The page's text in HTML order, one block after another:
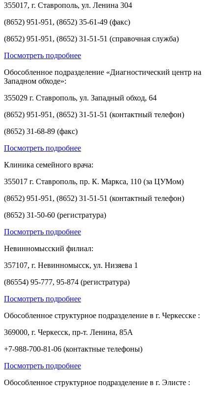
355017, г. Ставрополь, ул. Ленина 304
(8652) 951-951, (8652) 35-61-49 (факс)
(8652) 951-951, (8652) 31-51-51 (справочная служба)
Посмотреть подробнее
Обособленное подразделение «Диагностический центр на
Западном обходе»:
355029 г. Ставрополь, ул. Западный обход, 64
(8652) 951-951, (8652) 31-51-51 (контактный телефон)
(8652) 31-68-89 (факс)
Посмотреть подробнее
Клиника семейного врача:
355017 г. Ставрополь, пр. К. Маркса, 110 (за ЦУМом)
(8652) 951-951, (8652) 31-51-51 (контактный телефон)
(8652) 31-50-60 (регистратура)
Посмотреть подробнее
Невинномысский филиал:
357107, г. Невинномысск, ул. Низяева 1
(86554) 95-777, 95-874 (регистратура)
Посмотреть подробнее
Обособленное структурное подразделение в г. Черкесске :
369000, г. Черкесск, пр-т. Ленина, 85А
+7-988-700-81-06 (контактные телефоны)
Посмотреть подробнее
Обособленное структурное подразделение в г. Элисте :